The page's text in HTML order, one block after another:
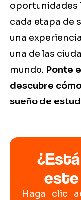
oportunidades
cada etapa de
una
una de las
mundo. Ponte
descubre
sueño de
este
Haga clic